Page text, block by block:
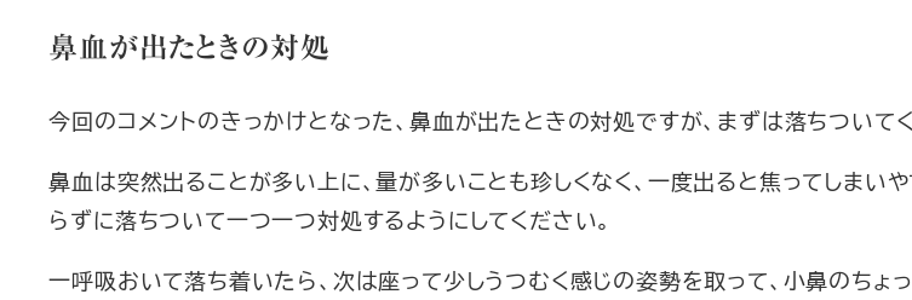
鼻血が出たときの対処
今回のコメントのきっかけとなった、鼻血が出たときの対処ですが、まずは落ちついて
鼻血は突然出ることが多い上に、量が多いことも珍しくなく、一度出ると焦ってしまい
らずに落ちついて一つ一つ対処するようにしてください。
一呼吸おいて落ち着いたら、次は座って少しうつむく感じの姿勢を取って、小鼻のちょ